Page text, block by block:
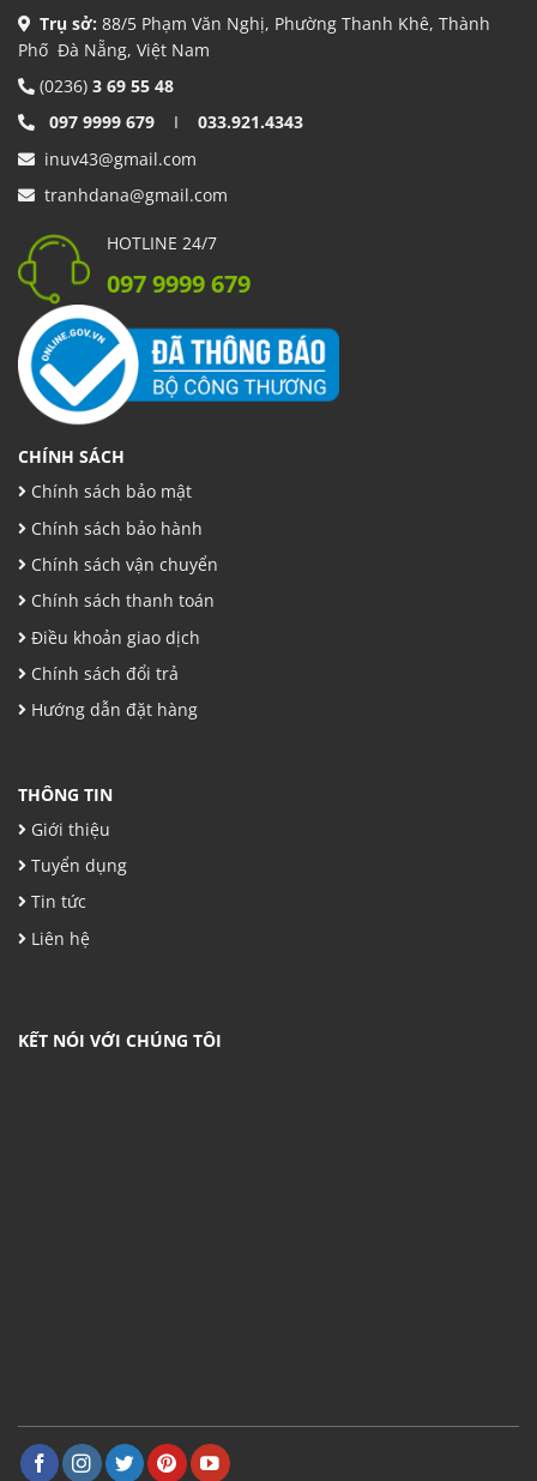
Trụ sở: 88/5 Phạm Văn Nghị, Phường Thanh Khê, Thành
Phố Đà Nẵng, Việt Nam
(0236) 3 69 55 48
097 9999 679 I 033.921.4343
inuv43@gmail.com
tranhdana@gmail.com
HOTLINE 24/7
097 9999 679
CHÍNH SÁCH
Chính sách bảo mật
Chính sách bảo hành
Chính sách vận chuyển
Chính sách thanh toán
Điều khoản giao dịch
Chính sách đổi trả
Hướng dẫn đặt hàng
THÔNG TIN
Giới thiệu
Tuyển dụng
Tin tức
Liên hệ
KẾT NÓI VỚI CHÚNG TÔI